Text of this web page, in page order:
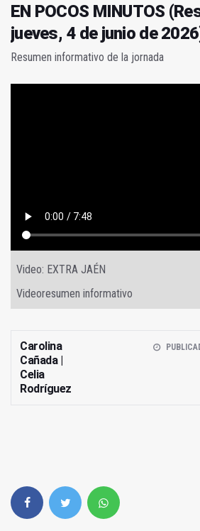
EN POCOS MINUTOS
jueves, 4 de junio de
Resumen informativo de la jornada
Video: EXTRA JAÉN
Videoresumen informativo
Carolina
Cañada |
Celia
Rodríguez